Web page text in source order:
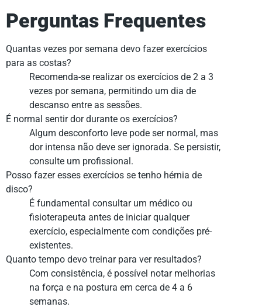
Perguntas Frequentes
Quantas vezes por semana devo fazer exercícios
para as costas?
Recomenda-se realizar os exercícios de 2 a 3
vezes por semana, permitindo um dia de
descanso entre as sessões.
É normal sentir dor durante os exercícios?
Algum desconforto leve pode ser normal, mas
dor intensa não deve ser ignorada. Se persistir,
consulte um profissional.
Posso fazer esses exercícios se tenho hérnia de
disco?
É fundamental consultar um médico ou
fisioterapeuta antes de iniciar qualquer
exercício, especialmente com condições pré-
existentes.
Quanto tempo devo treinar para ver resultados?
Com consistência, é possível notar melhorias
na força e na postura em cerca de 4 a 6
semanas.